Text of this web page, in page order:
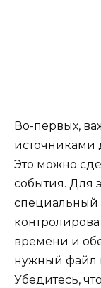
Во-первых,
источниками
Это можно
события. Для
специальный
времени и
нужный файл
Убедитесь, что